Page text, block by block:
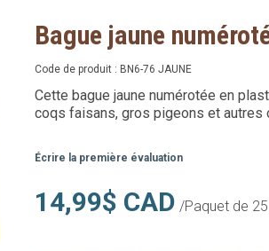
Bague jaune
Code de produit : BN6-76 JAUNE
Cette bague jaune numérotée en
coqs faisans, gros pigeons et
Écrire la première évaluation
14,99$ CAD /Paquet de 25